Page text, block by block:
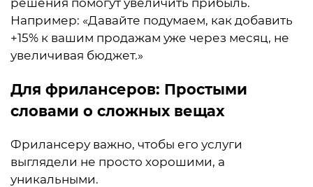
Например: «Давайте подумаем, как добавить
+15% к вашим продажам уже через месяц, не
увеличивая бюджет.»
Для фрилансеров: Простыми
словами о сложных вещах
Фрилансеру важно, чтобы его услуги
выглядели не просто хорошими, а
уникальными.